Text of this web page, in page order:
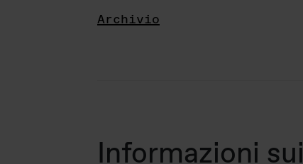
Archivio
Informazioni sui